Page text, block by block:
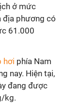
ở mức
địa phương có
61.000
hơi phía Nam
nay. Hiện tại,
đang được
kg.